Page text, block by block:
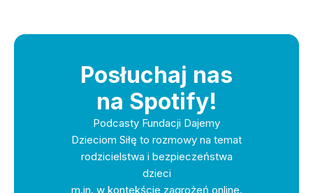
Posłuchaj nas
na Spotify!
Podcasty Fundacji Dajemy
Dzieciom Siłę to rozmowy na temat
rodzicielstwa i bezpieczeństwa
dzieci
m.in. w kontekście zagrożeń online.